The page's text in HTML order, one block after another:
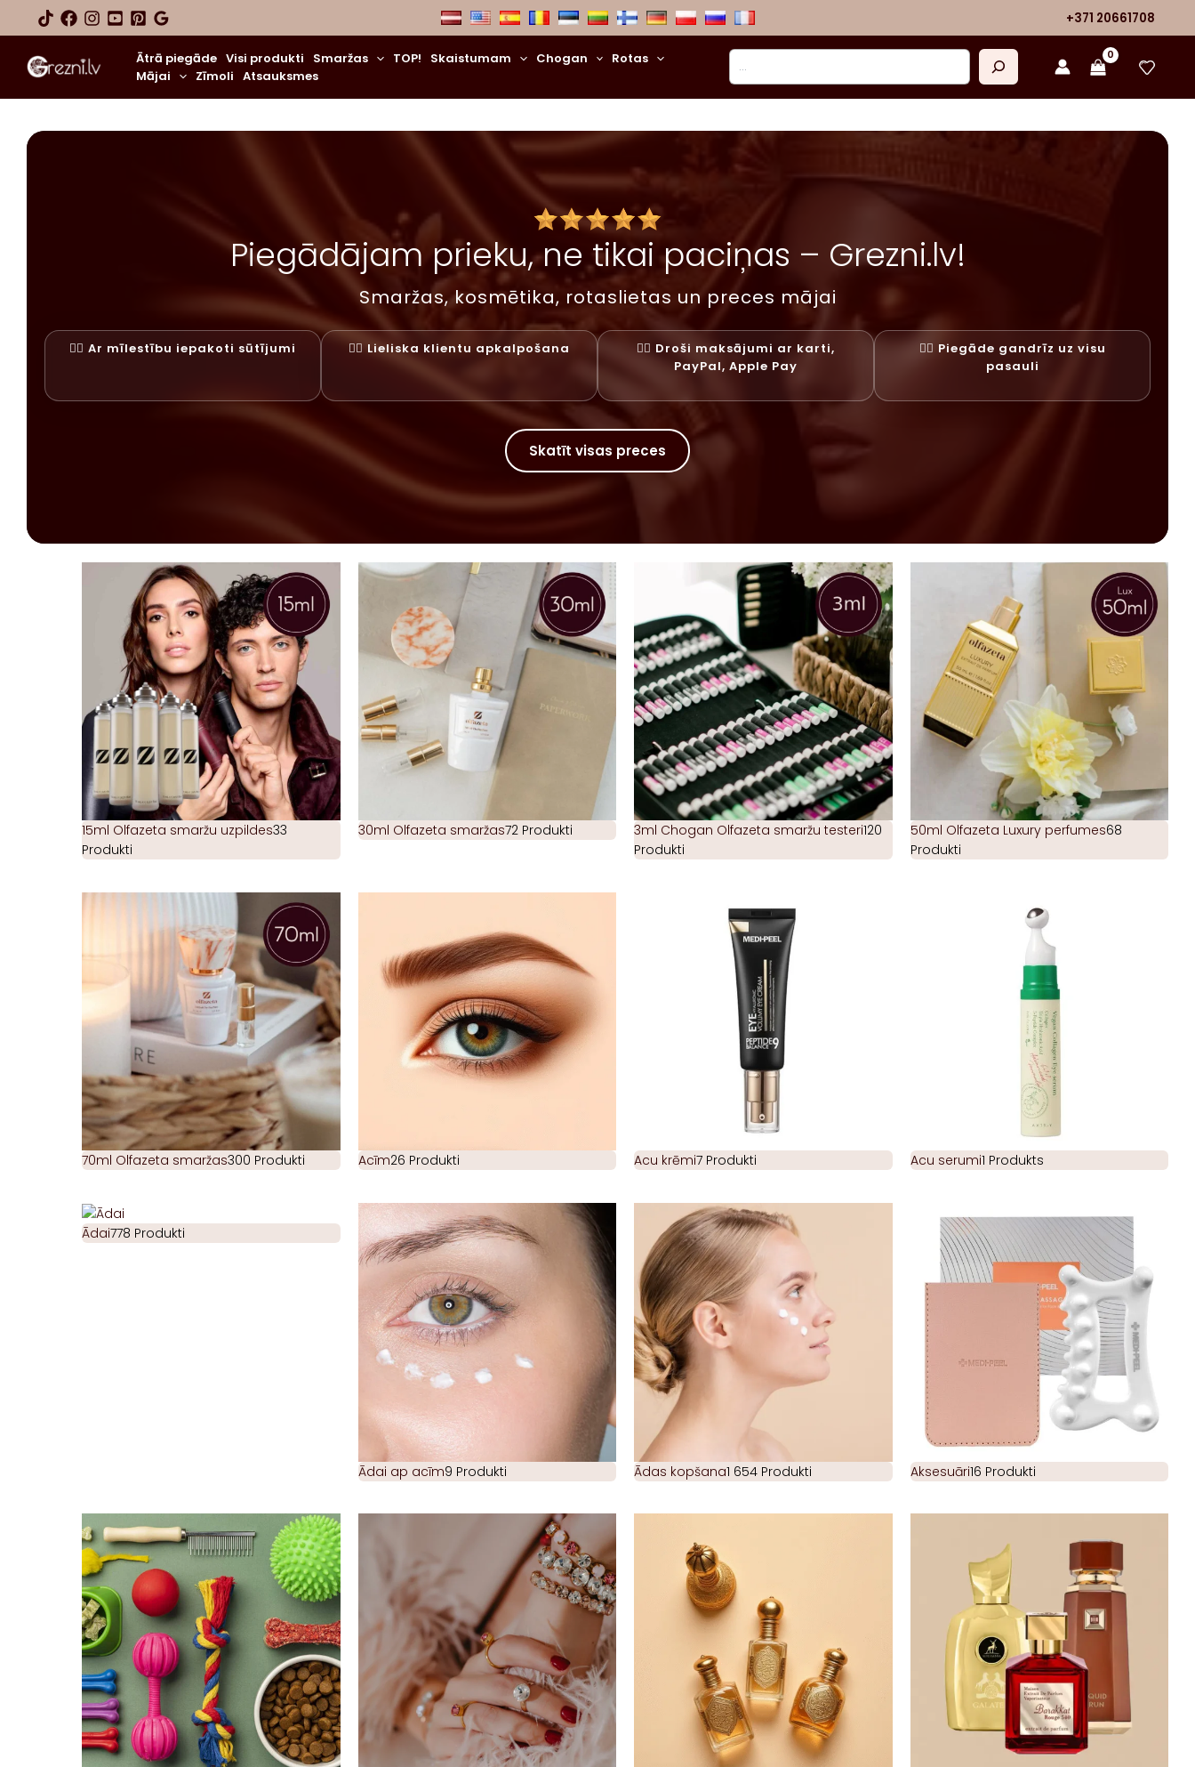
+371 20661708
Ātrā piegāde Visi produkti Smaržas TOP! Skaistumam Chogan
Rotas
Mājai
Zīmoli Atsauksmes
Meklēt
Piegādājam prieku, ne tikai paciņas – Grezni.lv!
Smaržas, kosmētika, rotaslietas un preces mājai
✓⃝ Ar mīlestību iepakoti sūtījumi ✓⃝ Lieliska klientu apkalpošana
✓⃝ Droši maksājumi ar karti,
PayPal, Apple Pay
✓⃝ Piegāde gandrīz uz visu
pasauli
Skatīt visas preces
15ml Olfazeta smaržu uzpildes33
Produkti
30ml Olfazeta smaržas72 Produkti 3ml Chogan Olfazeta smaržu testeri120
Produkti
50ml Olfazeta Luxury perfumes68
Produkti
70ml Olfazeta smaržas300 Produkti Acīm26 Produkti Acu krēmi7 Produkti Acu serumi1 Produkts
Ādai778 Produkti
Ādai ap acīm9 Produkti Ādas kopšana1 654 Produkti Aksesuāri16 Produkti